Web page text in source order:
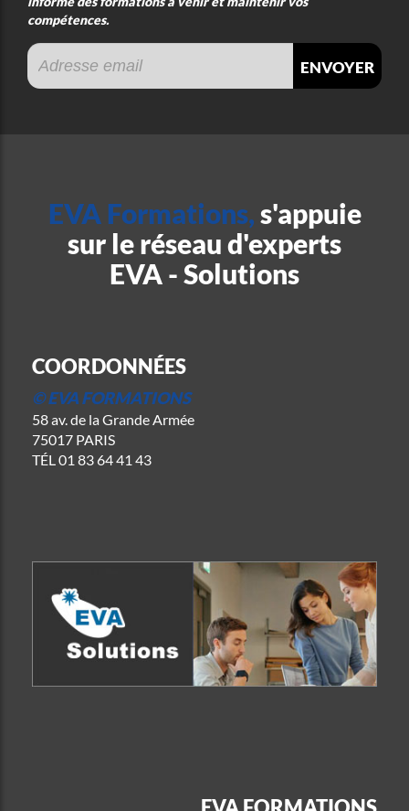
compétences.
envoyer
EVA Formations,s'appuie
sur le réseau d'experts
EVA - Solutions
COORDONNÉES
© EVA FORMATIONS
58 av. de la Grande Armée
75017 PARIS
TÉL01 83 64 41 43